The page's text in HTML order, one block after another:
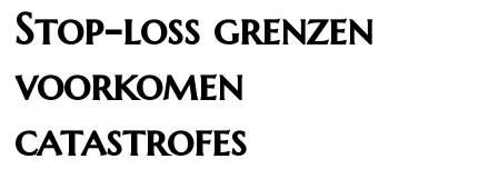
Stop-loss grenzen
voorkomen
catastrofes